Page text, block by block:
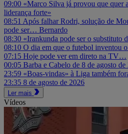
09:00 «Marco Silva já provou que quer
liderança forte»
08:51 Após falhar Rodri, solução de
pode ser… Bernardo
08:30 «Irankunda pode ser o substituto
08:10 O dia em que o futebol inventou
07:15 Hoje pode ver em direto na TV…
00:05 Barba e Cabelo de 8 de agosto de
23:59 «Boas-vindas» à Liga também
23:35 8 de agosto de 2026
Ler mais
Vídeos